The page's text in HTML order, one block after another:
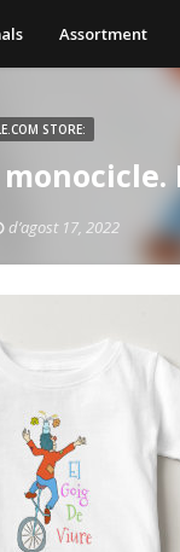
Assortment
STORE:
d’agost 17, 2022